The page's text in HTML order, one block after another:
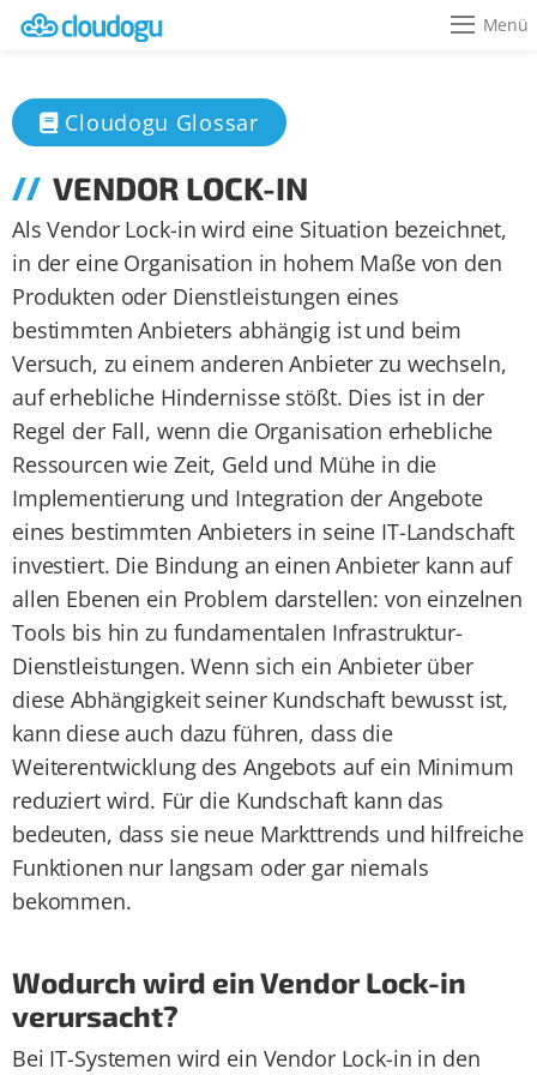
Menü
Cloudogu Glossar
VENDOR LOCK-IN
Als Vendor Lock-in wird eine Situation bezeichnet,
in der eine Organisation in hohem Maße von den
Produkten oder Dienstleistungen eines
bestimmten Anbieters abhängig ist und beim
Versuch, zu einem anderen Anbieter zu wechseln,
auf erhebliche Hindernisse stößt. Dies ist in der
Regel der Fall, wenn die Organisation erhebliche
Ressourcen wie Zeit, Geld und Mühe in die
Implementierung und Integration der Angebote
eines bestimmten Anbieters in seine IT-Landschaft
investiert. Die Bindung an einen Anbieter kann auf
allen Ebenen ein Problem darstellen: von einzelnen
Tools bis hin zu fundamentalen Infrastruktur-
Dienstleistungen. Wenn sich ein Anbieter über
diese Abhängigkeit seiner Kundschaft bewusst ist,
kann diese auch dazu führen, dass die
Weiterentwicklung des Angebots auf ein Minimum
reduziert wird. Für die Kundschaft kann das
bedeuten, dass sie neue Markttrends und hilfreiche
Funktionen nur langsam oder gar niemals
bekommen.
Wodurch wird ein Vendor Lock-in
verursacht?
Bei IT-Systemen wird ein Vendor Lock-in in den